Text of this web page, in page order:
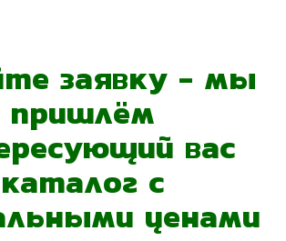
заявку - мы
пришлём
вас
каталог с
ценами